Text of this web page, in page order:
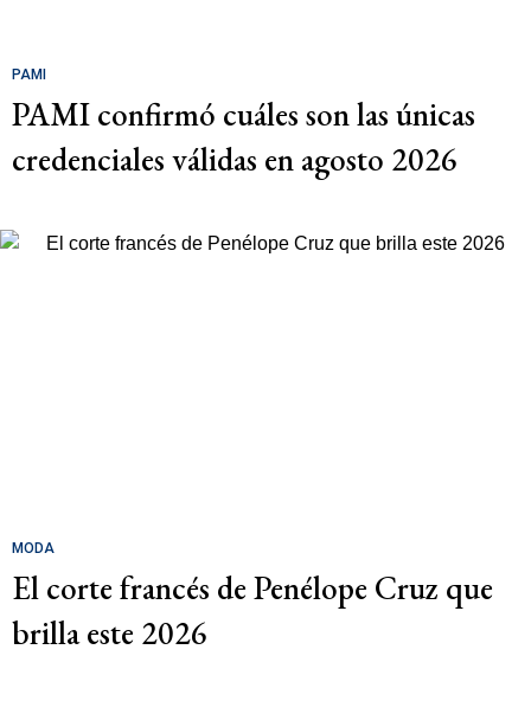
PAMI
PAMI confirmó cuáles son las únicas
credenciales válidas en agosto 2026
MODA
El corte francés de Penélope Cruz que
brilla este 2026